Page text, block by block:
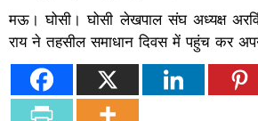
मऊ। घोसी। घोसी लेखपाल संघ अध्यक्ष
राय ने तहसील समाधान दिवस में पहुंच कर